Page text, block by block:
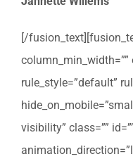
[/
column_min_width=””
rule_style=”default”
visibility” class=””